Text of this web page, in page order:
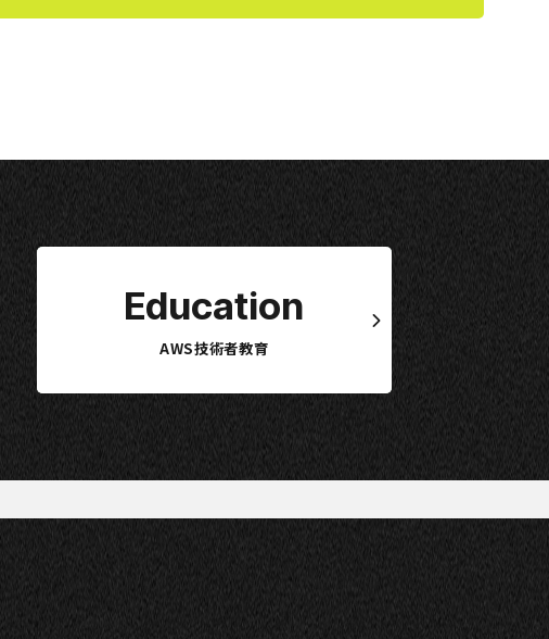
Education
AWS技術者教育